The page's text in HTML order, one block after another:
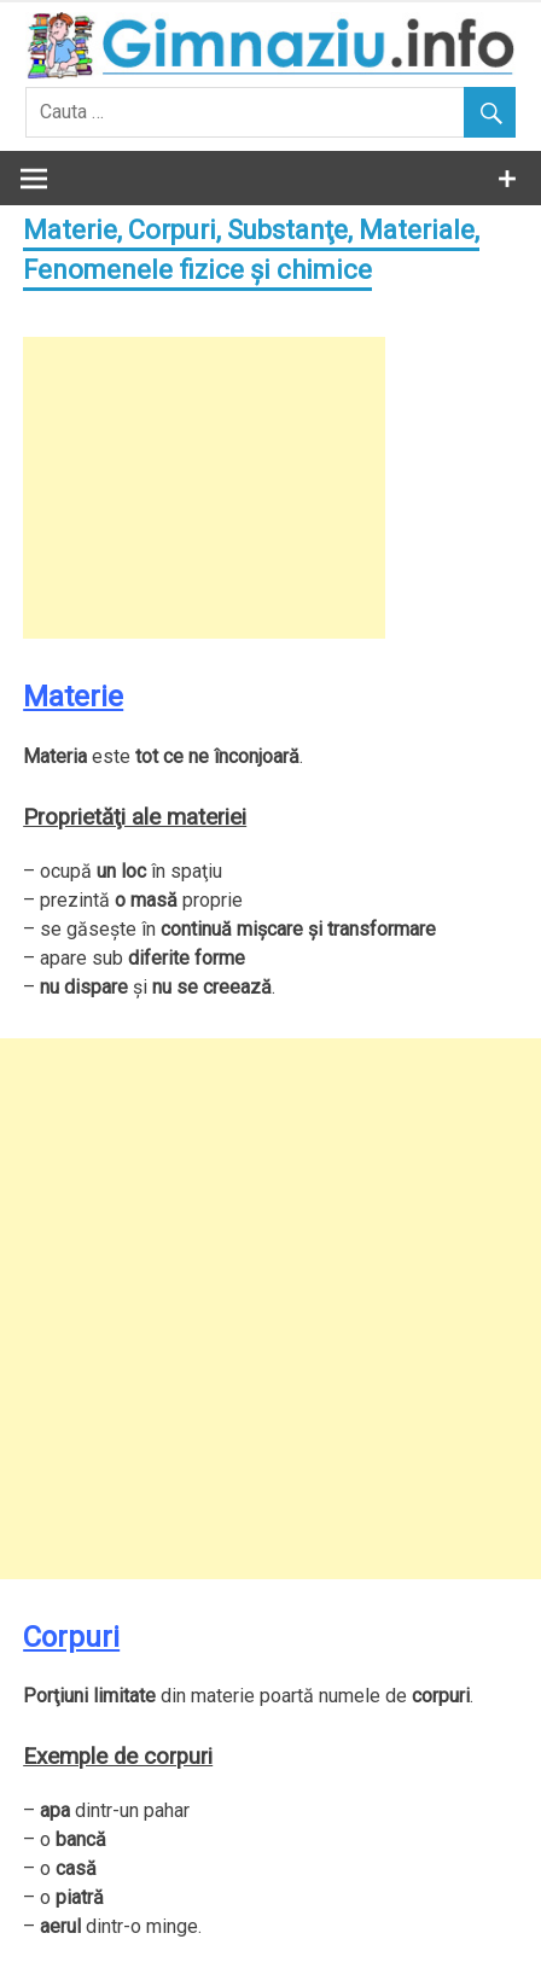
Skip
content
Materie, Corpuri, Substanţe, Materiale,
Fenomenele fizice şi chimice
Materie
Materia estetot ce ne înconjoară.
Proprietăţi ale materiei
– ocupăun locîn spaţiu
– prezintăo masă proprie
– se găseşte încontinuă mişcare şi transformare
– apare subdiferite forme
–nu dispare şinu se creează.
Corpuri
Porţiuni limitate din materie poartă numele decorpuri.
Exemple de corpuri
–apa dintr-un pahar
– o bancă
– ocasă
– opiatră
–aerul dintr-o minge.